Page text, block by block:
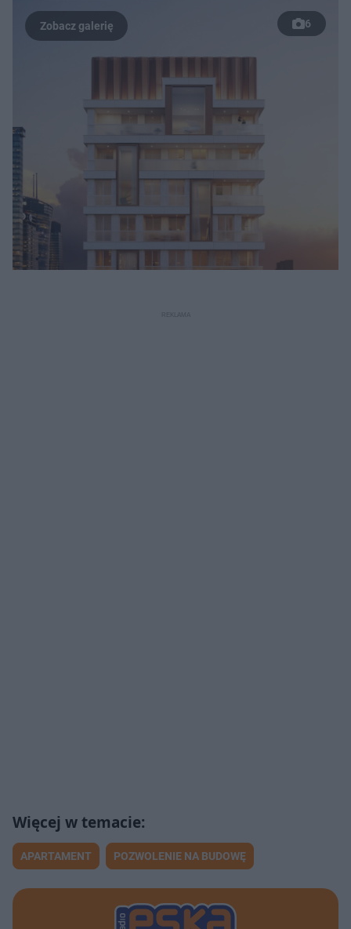
6
APARTAMENT POZWOLENIE NA BUDOWĘ